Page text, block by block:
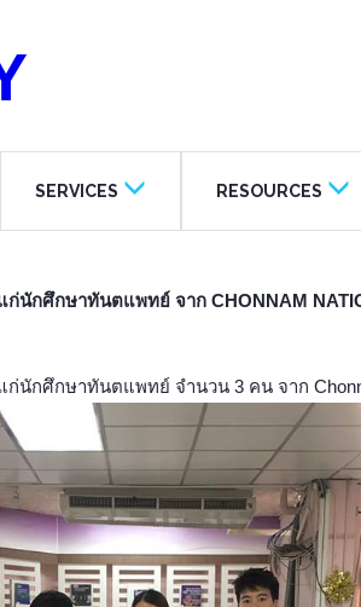
SERVICES RESOURCES
กศึกษาทันตแพทย์ จาก CHONNAM
กศึกษาทันตแพทย์ จำนวน 3 คน จาก